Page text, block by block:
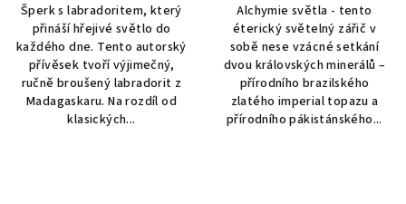
Šperk s labradoritem, který
přináší hřejivé světlo do
každého dne. Tento autorský
přívěsek tvoří výjimečný,
ručně broušený labradorit z
Madagaskaru. Na rozdíl od
klasických...
Alchymie světla - tento
éterický světelný zářič v
sobě nese vzácné setkání
dvou královských minerálů –
přírodního brazilského
zlatého imperial topazu a
přírodního pákistánského...